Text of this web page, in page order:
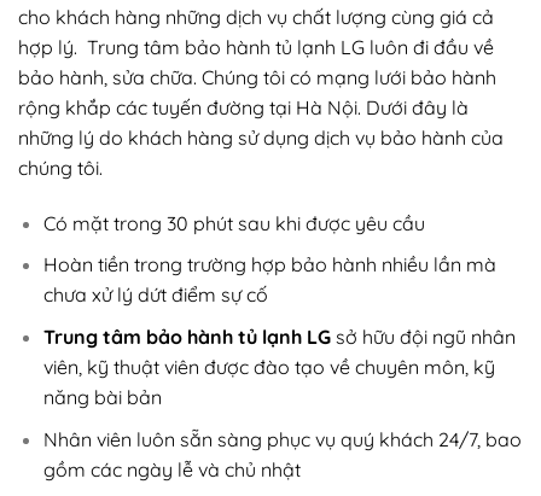
cho khách hàng những dịch vụ chất lượng cùng giá cả
hợp lý. Trung tâm bảo hành tủ lạnh LG luôn đi đầu về
bảo hành, sửa chữa. Chúng tôi có mạng lưới bảo hành
rộng khắp các tuyến đường tại Hà Nội. Dưới đây là
những lý do khách hàng sử dụng dịch vụ bảo hành của
chúng tôi.
Có mặt trong 30 phút sau khi được yêu cầu
Hoàn tiền trong trường hợp bảo hành nhiều lần mà
chưa xử lý dứt điểm sự cố
Trung tâm bảo hành tủ lạnh LG sở hữu đội ngũ nhân
viên, kỹ thuật viên được đào tạo về chuyên môn, kỹ
năng bài bản
Nhân viên luôn sẵn sàng phục vụ quý khách 24/7, bao
gồm các ngày lễ và chủ nhật